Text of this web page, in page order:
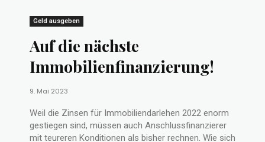
Geld ausgeben
Auf die nächste
Immobilienfinanzierung!
9. Mai 2023
Weil die Zinsen für Immobiliendarlehen 2022 enorm
gestiegen sind, müssen auch Anschlussfinanzierer
mit teureren Konditionen als bisher rechnen. Wie sich